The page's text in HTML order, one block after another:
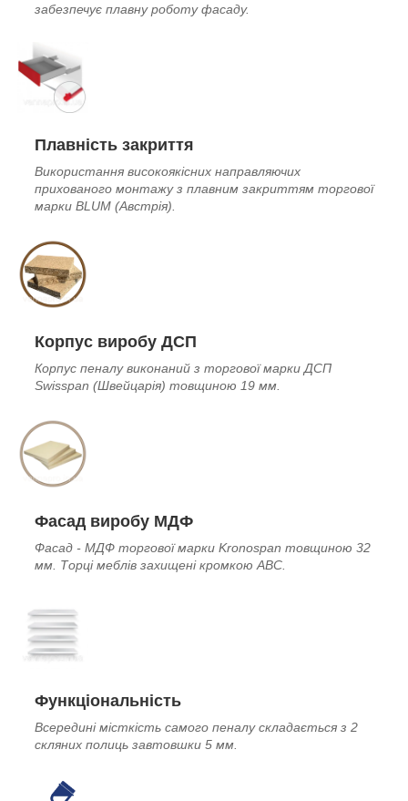
забезпечує плавну роботу фасаду.
Плавність закриття
Використання високоякісних направляючих
прихованого монтажу з плавним закриттям торгової
марки BLUM (Австрія).
Корпус виробу ДСП
Корпус пеналу виконаний з торгової марки ДСП
Swisspan (Швейцарія) товщиною 19 мм.
Фасад виробу МДФ
Фасад - МДФ торгової марки Kronospan товщиною 32
мм. Торці меблів захищені кромкою ABC.
Функціональність
Всередині місткість самого пеналу складається з 2
скляних полиць завтовшки 5 мм.